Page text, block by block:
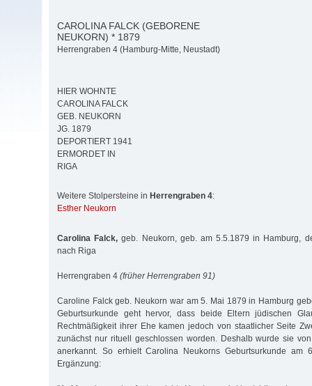
CAROLINA FALCK (GEBORENE
NEUKORN) * 1879
Herrengraben 4 (Hamburg-Mitte, Neustadt)
HIER WOHNTE
CAROLINA FALCK
GEB. NEUKORN
JG. 1879
DEPORTIERT 1941
ERMORDET IN
RIGA
Weitere Stolpersteine in Herrengraben 4:
Esther Neukorn
Carolina Falck, geb. Neukorn, geb. am 5.5.1879 in Hamburg,
nach Riga
Herrengraben 4 (früher Herrengraben 91)
Caroline Falck geb. Neukorn war am 5. Mai 1879 in Hamburg
Geburtsurkunde geht hervor, dass beide Eltern jüdischen
Rechtmäßigkeit ihrer Ehe kamen jedoch von staatlicher Seite
zunächst nur rituell geschlossen worden. Deshalb wurde sie
anerkannt. So erhielt Carolina Neukorns Geburtsurkunde am
Ergänzung: